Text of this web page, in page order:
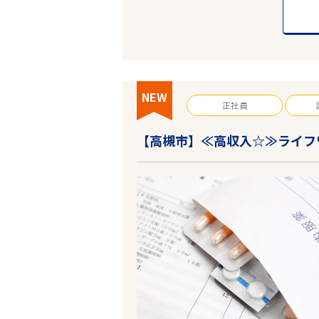
NEW 正社員
【高槻市】≪高収入☆≫ライフ